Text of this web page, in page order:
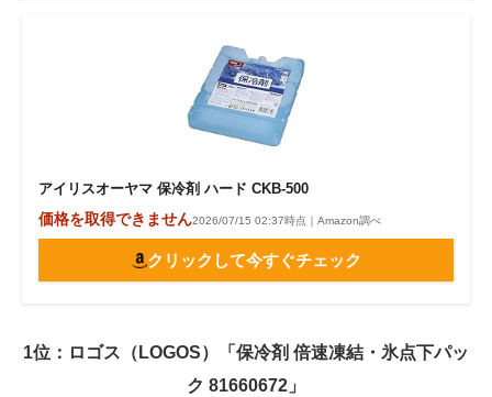
アイリスオーヤマ 保冷剤 ハード CKB-500
価格を取得できません2026/07/15 02:37時点｜Amazon調べ
クリックして今すぐチェック
1位：ロゴス（LOGOS）「保冷剤 倍速凍結・氷点下パッ
ク 81660672」